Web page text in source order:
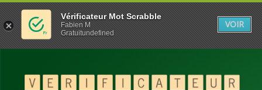
Vérificateur Mot Scrabble
Fabien M
Gratuitundefined
VOIR